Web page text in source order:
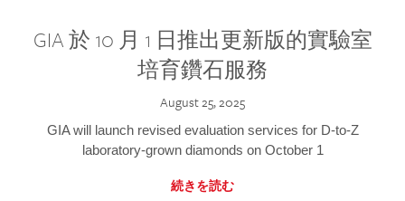
GIA 於 10 月 1 日推出更新版的實驗室
培育鑽石服務
August 25, 2025
GIA will launch revised evaluation services for D-to-Z
laboratory-grown diamonds on October 1
続きを読む